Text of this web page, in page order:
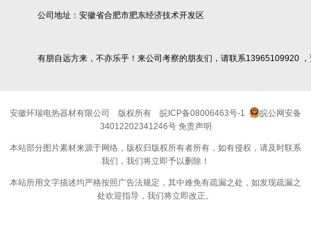
公司地址：安徽省合肥市肥东经济技术开发区
有朋自远方来，不亦乐乎！来公司考察的朋友们，请联系13965109920
安徽环瑞电热器材有限公司 版权所有 皖ICP备08006463号-1
皖公网安备
34012202341246号 免责声明
本站部分图片素材来源于网络，版权归版权所有者所有，如有侵权，请及时联系
我们，我们将立即予以删除！
本站所用文字描述均严格按照广告法规定，其中难免有疏漏之处，如发现疏漏之
处欢迎指导，我们将立即改正。